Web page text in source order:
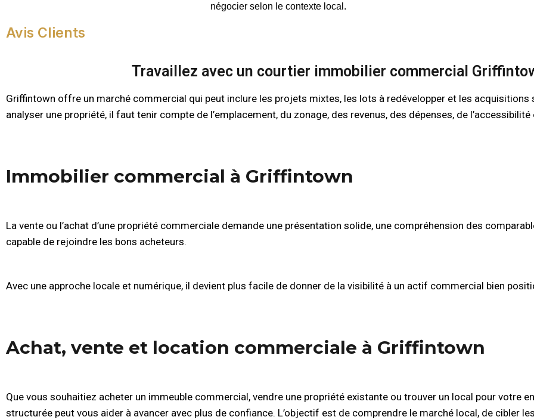
négocier selon le contexte local.
Avis Clients
Travaillez avec un courtier immobilier commercial
Griffintown offre un marché commercial qui peut inclure les projets mixtes, les lots à redévelopper et les acquisitions
analyser une propriété, il faut tenir compte de l’emplacement, du zonage, des revenus, des dépenses, de
Immobilier commercial à Griffintown
La vente ou l’achat d’une propriété commerciale demande une présentation solide, une compréhension des
capable de rejoindre les bons acheteurs.
Avec une approche locale et numérique, il devient plus facile de donner de la visibilité à un actif commercial bien
Achat, vente et location commerciale à Griffintown
Que vous souhaitiez acheter un immeuble commercial, vendre une propriété existante ou trouver un local pour votre
structurée peut vous aider à avancer avec plus de confiance. L’objectif est de comprendre le marché local, de cibler